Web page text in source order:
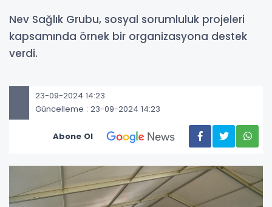
Nev Sağlık Grubu, sosyal sorumluluk projeleri
kapsamında örnek bir organizasyona destek
verdi.
23-09-2024 14:23
Güncelleme : 23-09-2024 14:23
Abone Ol